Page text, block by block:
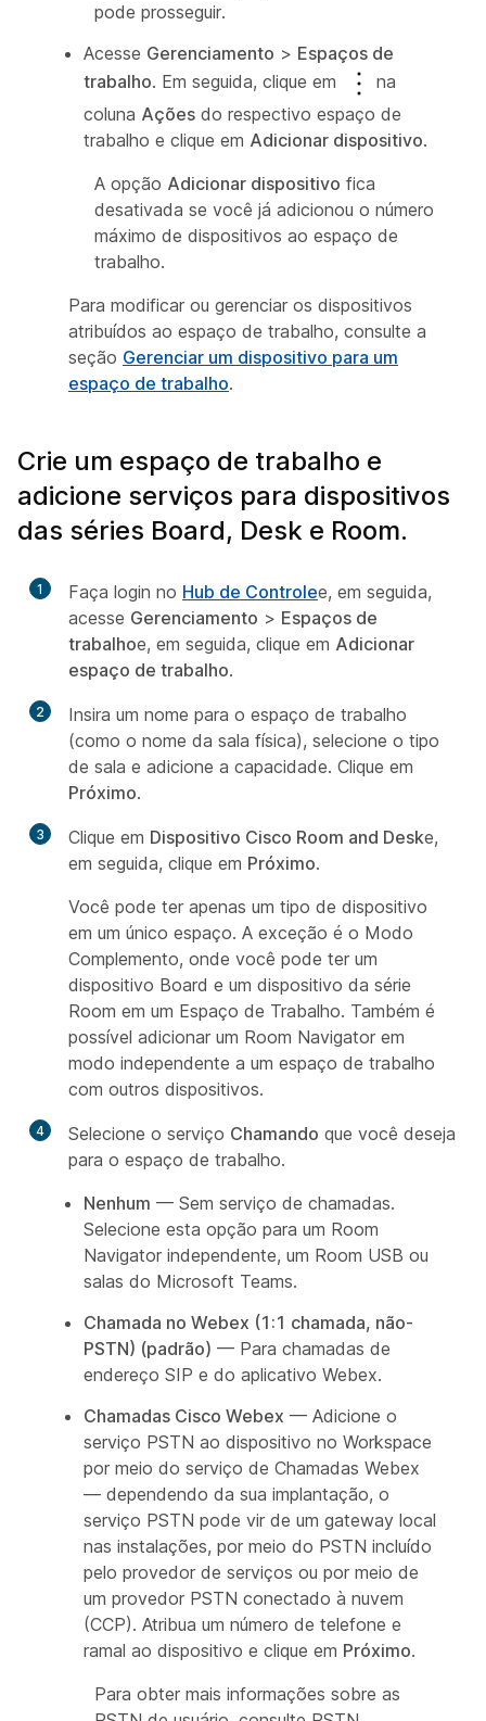
pode prosseguir.
Acesse Gerenciamento > Espaços de
trabalho. Em seguida, clique em
na
coluna Ações do respectivo espaço de
trabalho e clique em Adicionar dispositivo.
A opção Adicionar dispositivo fica
desativada se você já adicionou o número
máximo de dispositivos ao espaço de
trabalho.
Para modificar ou gerenciar os dispositivos
atribuídos ao espaço de trabalho, consulte a
seção Gerenciar um dispositivo para um
espaço de trabalho.
Crie um espaço de trabalho e
adicione serviços para dispositivos
das séries Board, Desk e Room.
1 Faça login no Hub de Controlee, em seguida,
acesse Gerenciamento > Espaços de
trabalhoe, em seguida, clique em Adicionar
espaço de trabalho.
2
Insira um nome para o espaço de trabalho
(como o nome da sala física), selecione o tipo
de sala e adicione a capacidade. Clique em
Próximo.
3 Clique em Dispositivo Cisco Room and Deske,
em seguida, clique em Próximo.
Você pode ter apenas um tipo de dispositivo
em um único espaço. A exceção é o Modo
Complemento, onde você pode ter um
dispositivo Board e um dispositivo da série
Room em um Espaço de Trabalho. Também é
possível adicionar um Room Navigator em
modo independente a um espaço de trabalho
com outros dispositivos.
4 Selecione o serviço Chamando que você deseja
para o espaço de trabalho.
Nenhum — Sem serviço de chamadas.
Selecione esta opção para um Room
Navigator independente, um Room USB ou
salas do Microsoft Teams.
Chamada no Webex (1:1 chamada, não-
PSTN) (padrão) — Para chamadas de
endereço SIP e do aplicativo Webex.
Chamadas Cisco Webex — Adicione o
serviço PSTN ao dispositivo no Workspace
por meio do serviço de Chamadas Webex
— dependendo da sua implantação, o
serviço PSTN pode vir de um gateway local
nas instalações, por meio do PSTN incluído
pelo provedor de serviços ou por meio de
um provedor PSTN conectado à nuvem
(CCP). Atribua um número de telefone e
ramal ao dispositivo e clique em Próximo.
Para obter mais informações sobre as